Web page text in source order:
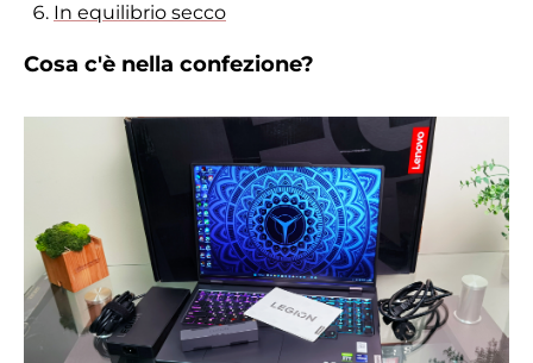
In equilibrio secco
Cosa c'è nella confezione?